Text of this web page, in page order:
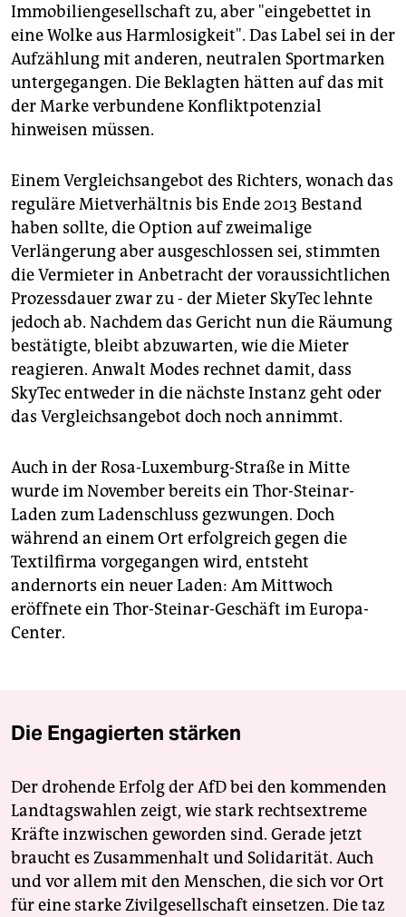
Immobiliengesellschaft zu, aber "eingebettet in
eine Wolke aus Harmlosigkeit". Das Label sei in der
Aufzählung mit anderen, neutralen Sportmarken
untergegangen. Die Beklagten hätten auf das mit
der Marke verbundene Konfliktpotenzial
hinweisen müssen.
Einem Vergleichsangebot des Richters, wonach das
reguläre Mietverhältnis bis Ende 2013 Bestand
haben sollte, die Option auf zweimalige
Verlängerung aber ausgeschlossen sei, stimmten
die Vermieter in Anbetracht der voraussichtlichen
Prozessdauer zwar zu - der Mieter SkyTec lehnte
jedoch ab. Nachdem das Gericht nun die Räumung
bestätigte, bleibt abzuwarten, wie die Mieter
reagieren. Anwalt Modes rechnet damit, dass
SkyTec entweder in die nächste Instanz geht oder
das Vergleichsangebot doch noch annimmt.
Auch in der Rosa-Luxemburg-Straße in Mitte
wurde im November bereits ein Thor-Steinar-
Laden zum Ladenschluss gezwungen. Doch
während an einem Ort erfolgreich gegen die
Textilfirma vorgegangen wird, entsteht
andernorts ein neuer Laden: Am Mittwoch
eröffnete ein Thor-Steinar-Geschäft im Europa-
Center.
Die Engagierten stärken
Der drohende Erfolg der AfD bei den kommenden
Landtagswahlen zeigt, wie stark rechtsextreme
Kräfte inzwischen geworden sind. Gerade jetzt
braucht es Zusammenhalt und Solidarität. Auch
und vor allem mit den Menschen, die sich vor Ort
für eine starke Zivilgesellschaft einsetzen. Die taz